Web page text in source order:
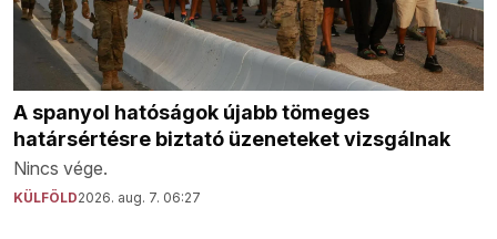
A spanyol hatóságok újabb tömeges
határsértésre biztató üzeneteket vizsgálnak
Nincs vége.
KÜLFÖLD2026. aug. 7. 06:27